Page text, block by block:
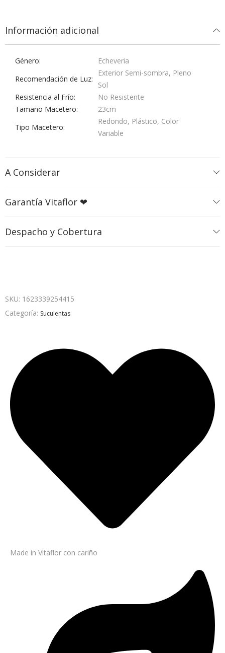
Información adicional
Género
Echeveria
Recomendación de Luz
Exterior Semi-sombra, Pleno
Sol
Resistencia al Frío
No Resistente
Tamaño Macetero
23cm
Tipo Macetero
Redondo, Plástico, Color
Variable
A Considerar
Garantía Vitaflor ❤
Despacho y Cobertura
SKU: 1623339254415
Categoría: Suculentas
Made in Vitaflor con cariño